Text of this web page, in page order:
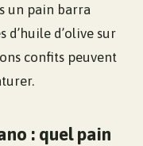
un pain barra
d’huile d’olive sur
confits peuvent
: quel pain